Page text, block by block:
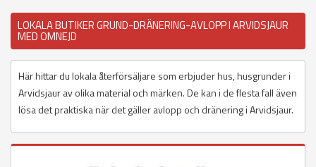
LOKALA BUTIKER GRUND-DRÄNERING-AVLOPP I ARVIDSJAUR
MED OMNEJD
Här hittar du lokala återförsäljare som erbjuder hus, husgrunder i
Arvidsjaur av olika material och märken. De kan i de flesta fall även
lösa det praktiska när det gäller avlopp och dränering i Arvidsjaur.